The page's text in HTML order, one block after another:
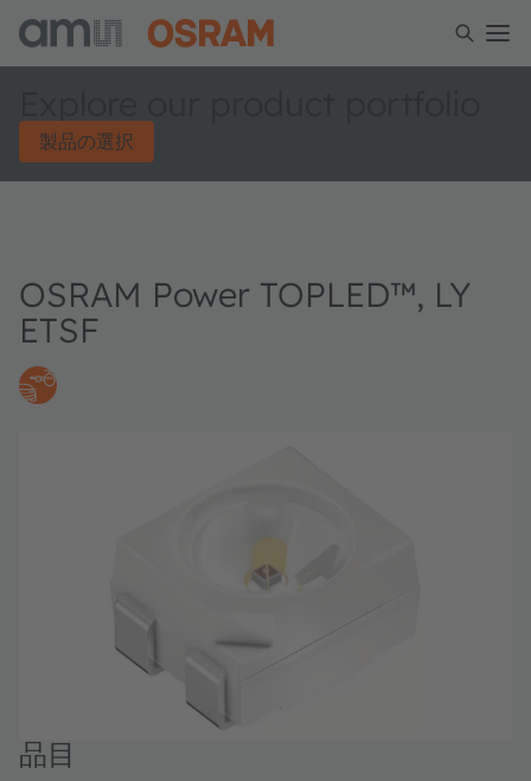
製品の選択
OSRAM Power TOPLED™, LY
ETSF
品目